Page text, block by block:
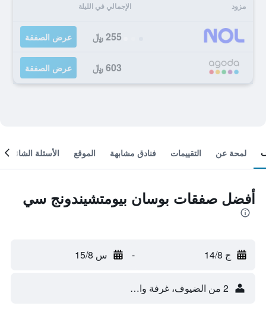
مزود الإجمالي في الليلة
255 ﷼ عرض الصفقة
603 ﷼ عرض الصفقة
لمحة عن التقييمات فنادق مشابهة الموقع الأسئلة الشائعة
أفضل صفقات بوسان بيومتشيندونج سي
ج 14/8 - س 15/8
2 من الضيوف، غرفة واحدة